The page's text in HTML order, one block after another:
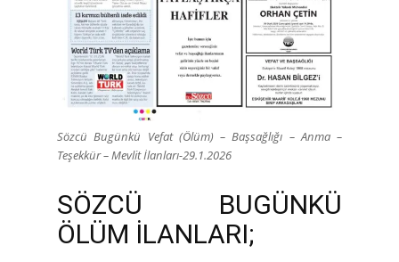
Sözcü Bugünkü Vefat (Ölüm) – Başsağlığı – Anma –
Teşekkür – Mevlit İlanları-29.1.2026
SÖZCÜ BUGÜNKÜ
ÖLÜM İLANLARI;